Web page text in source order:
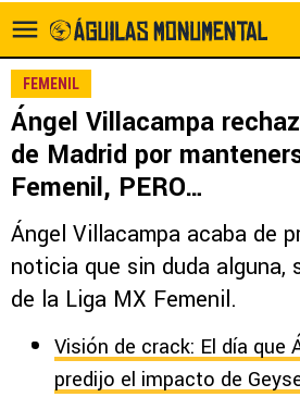
FEMENIL
Ángel Villacampa
de Madrid por
Femenil, PERO…
Ángel Villacampa acaba de
noticia que sin duda alguna,
de la Liga MX Femenil.
Visión de crack: El día que
predijo el impacto de